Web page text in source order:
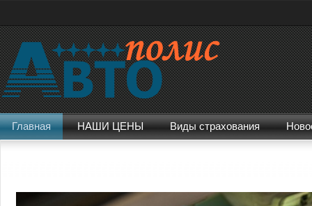
Главная НАШИ ЦЕНЫ Виды страхования